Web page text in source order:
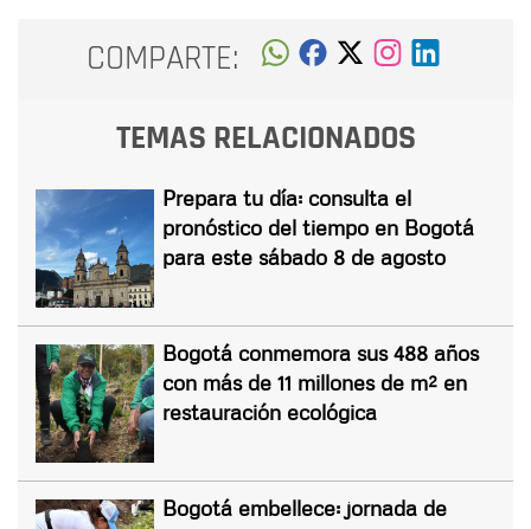
COMPARTE:
TEMAS RELACIONADOS
Prepara tu día: consulta el
pronóstico del tiempo en Bogotá
para este sábado 8 de agosto
Bogotá conmemora sus 488 años
con más de 11 millones de m² en
restauración ecológica
Bogotá embellece: jornada de